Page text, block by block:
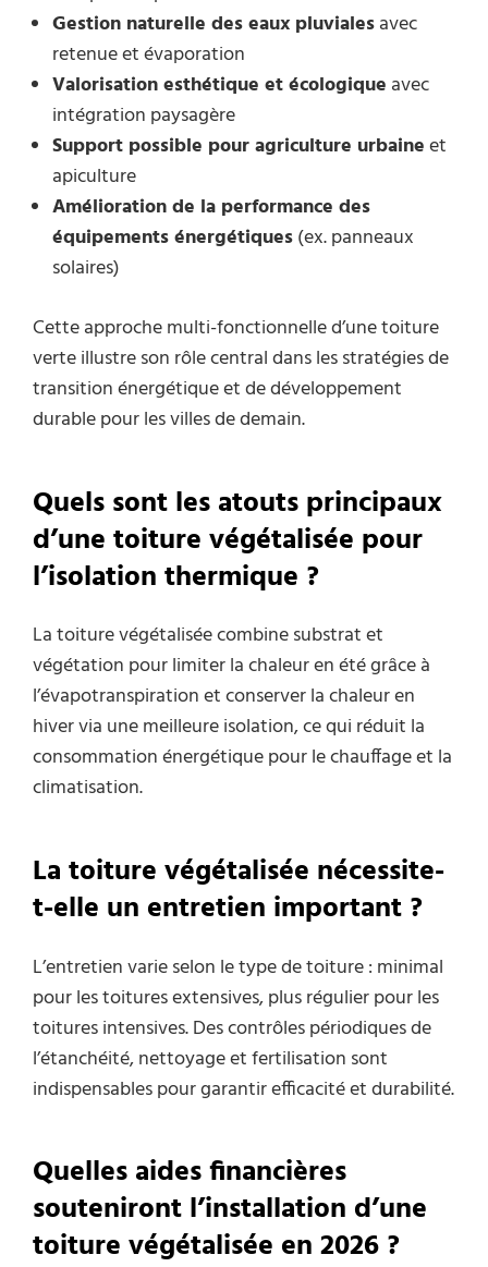
Gestion naturelle des eaux pluvialesavec
retenue et évaporation
Valorisation esthétique et écologique avec
intégration paysagère
Support possible pour agriculture urbaineet
apiculture
Amélioration de la performance des
équipements énergétiques(ex. panneaux
solaires)
Cette approche multi-fonctionnelle d’une toiture
verte illustre son rôle central dans les stratégies de
transition énergétique et de développement
durable pour les villes de demain.
Quels sont les atouts principaux
d’une toiture végétalisée pour
l’isolation thermique ?
La toiture végétalisée combine substrat et
végétation pour limiter la chaleur en été grâce à
l’évapotranspiration et conserver la chaleur en
hiver via une meilleure isolation, ce qui réduit la
consommation énergétique pour le chauffage et la
climatisation.
La toiture végétalisée nécessite-
t-elle un entretien important ?
L’entretien varie selon le type de toiture : minimal
pour les toitures extensives, plus régulier pour les
toitures intensives. Des contrôles périodiques de
l’étanchéité, nettoyage et fertilisation sont
indispensables pour garantir efficacité et durabilité.
Quelles aides financières
souteniront l’installation d’une
toiture végétalisée en 2026 ?